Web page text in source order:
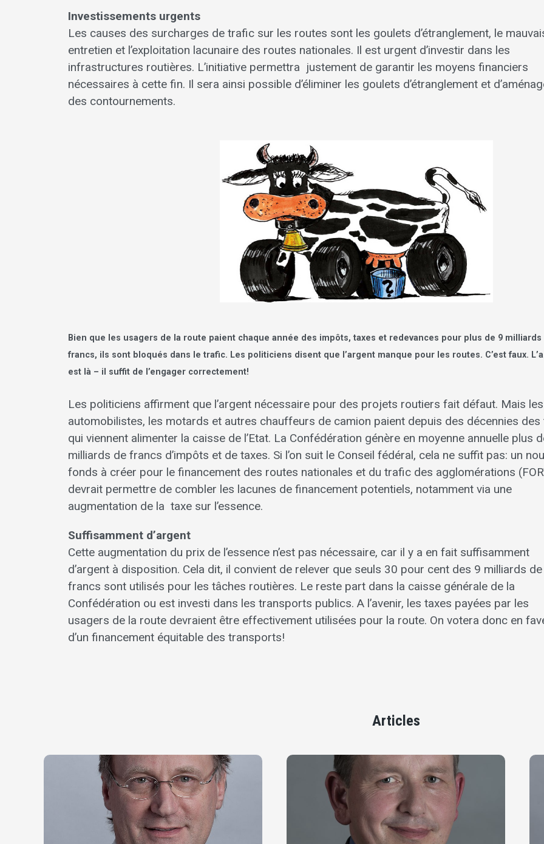
Investissements urgents
Les causes des surcharges de trafic sur les routes sont les goulets d’étranglement, le
entretien et l’exploitation lacunaire des routes nationales. Il est urgent d’investir dans les
infrastructures routières. L’initiative permettra justement de garantir les moyens financiers
nécessaires à cette fin. Il sera ainsi possible d’éliminer les goulets d’étranglement et
des contournements.
Bien que les usagers de la route paient chaque année des impôts, taxes et redevances pour plus de 9 milliards
francs, ils sont bloqués dans le trafic. Les politiciens disent que l’argent manque pour les routes. C’est faux.
est là – il suffit de l’engager correctement!
Les politiciens affirment que l’argent nécessaire pour des projets routiers fait défaut. Mais les
automobilistes, les motards et autres chauffeurs de camion paient depuis des décennies des
qui viennent alimenter la caisse de l’Etat. La Confédération génère en moyenne annuelle plus
milliards de francs d’impôts et de taxes. Si l’on suit le Conseil fédéral, cela ne suffit pas: un
fonds à créer pour le financement des routes nationales et du trafic des agglomérations
devrait permettre de combler les lacunes de financement potentiels, notamment via une
augmentation de la taxe sur l’essence.
Suffisamment d’argent
Cette augmentation du prix de l’essence n’est pas nécessaire, car il y a en fait suffisamment
d’argent à disposition. Cela dit, il convient de relever que seuls 30 pour cent des 9 milliards de
francs sont utilisés pour les tâches routières. Le reste part dans la caisse générale de la
Confédération ou est investi dans les transports publics. A l’avenir, les taxes payées par les
usagers de la route devraient être effectivement utilisées pour la route. On votera donc en
d’un financement équitable des transports!
Articles